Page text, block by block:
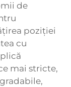
de
poziției
cu
mai stricte,